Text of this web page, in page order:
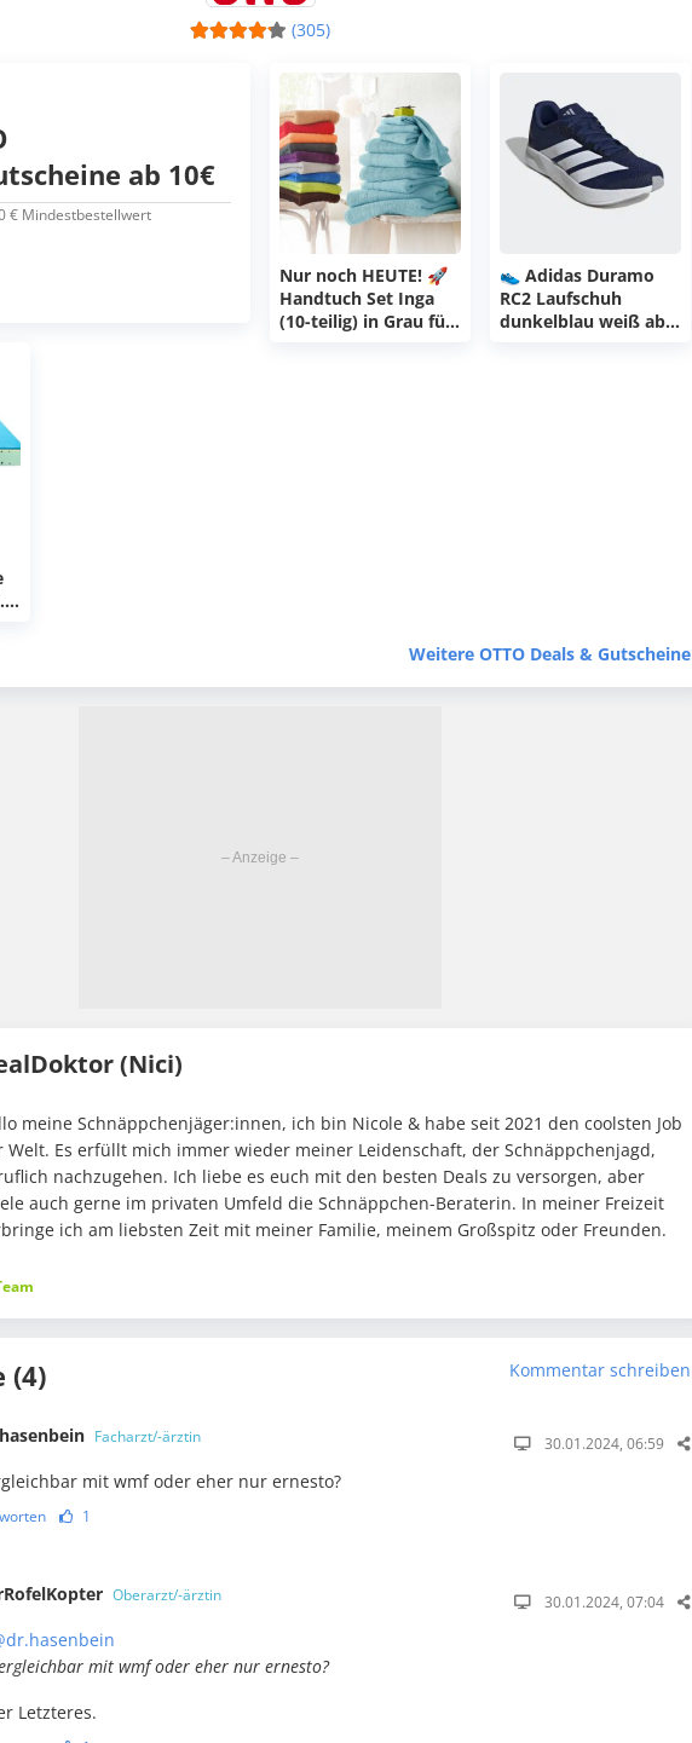
(305)
ab 10€
€ Mindestbestellwert
Nur noch HEUTE! 🚀
Handtuch Set Inga
(10-teilig) in Grau für
👟 Adidas Duramo
RC2 Laufschuh
dunkelblau weiß ab
Weitere OTTO Deals & Gutscheine
(Nici)
meine Schnäppchenjäger:innen, ich bin Nicole & habe seit 2021 den coolsten Job
Welt. Es erfüllt mich immer wieder meiner Leidenschaft, der Schnäppchenjagd,
nachzugehen. Ich liebe es euch mit den besten Deals zu versorgen, aber
auch gerne im privaten Umfeld die Schnäppchen-Beraterin. In meiner Freizeit
ich am liebsten Zeit mit meiner Familie, meinem Großspitz oder Freunden.
(4) Kommentar schreiben
Facharzt/-ärztin 30.01.2024, 06:59
mit wmf oder eher nur ernesto?
1
Oberarzt/-ärztin 30.01.2024, 07:04
mit wmf oder eher nur ernesto?
Letzteres.